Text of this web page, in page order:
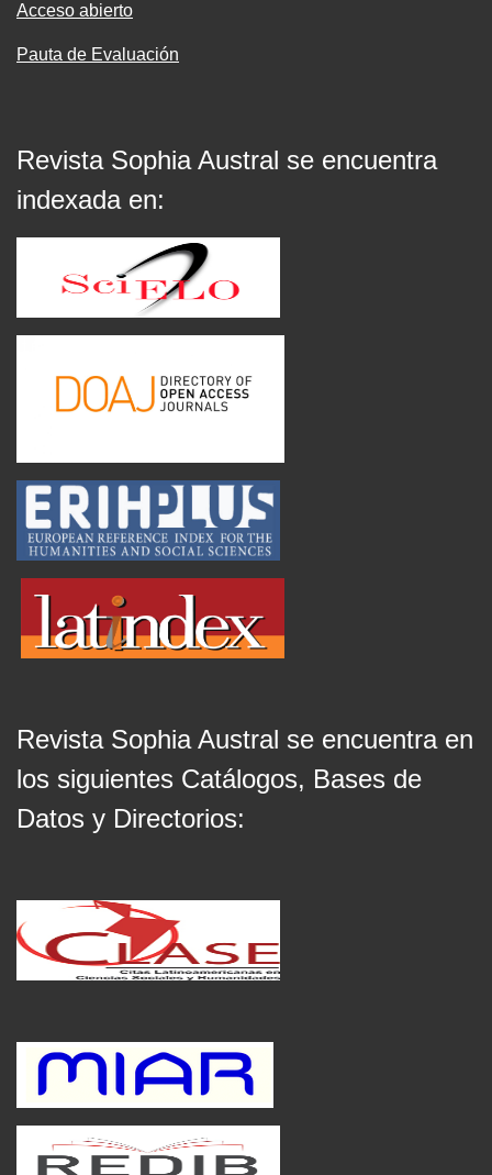
Acceso abierto
Pauta de Evaluación
Revista Sophia Austral se encuentra
indexada en:
Revista Sophia Austral se encuentra en
los siguientes Catálogos, Bases de
Datos y Directorios: